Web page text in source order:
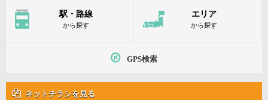
駅・路線
から探す
エリア
から探す
GPS検索
ネットチラシを見る